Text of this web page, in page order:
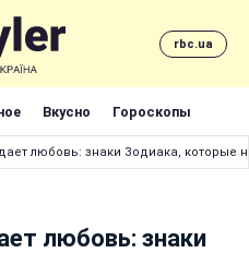
rbc.ua
Вкусно Гороскопы
любовь: знаки Зодиака, которые
любовь: знаки